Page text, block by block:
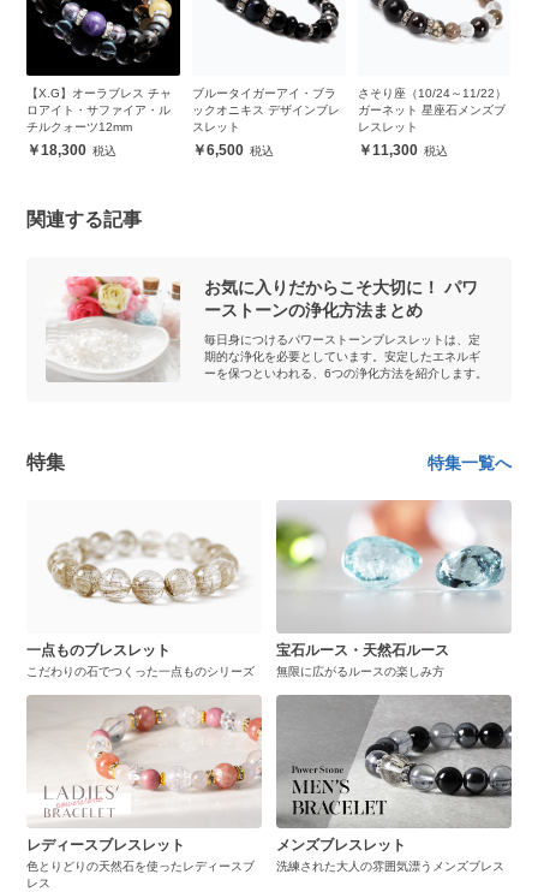
【X.G】オーラブレス チャ
ロアイト・サファイア・ル
チルクォーツ12mm
18,300
ブルータイガーアイ・ブラ
ックオニキス デザインブレ
スレット
6,500
さそり座（10/24～11/22）
ガーネット 星座石メンズブ
レスレット
11,300
関連する記事
お気に入りだからこそ大切に！ パワ
ーストーンの浄化方法まとめ
毎日身につけるパワーストーンブレスレットは、定
期的な浄化を必要としています。安定したエネルギ
ーを保つといわれる、6つの浄化方法を紹介します。
特集 特集一覧へ
一点ものブレスレット
こだわりの石でつくった一点ものシリーズ
宝石ルース・天然石ルース
無限に広がるルースの楽しみ方
レディースブレスレット
色とりどりの天然石を使ったレディースブ
レス
メンズブレスレット
洗練された大人の雰囲気漂うメンズブレス